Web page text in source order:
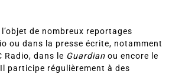
de nombreux reportages
ou dans la presse écrite, notamment
Radio, dans le Guardian ou encore le
participe régulièrement à des